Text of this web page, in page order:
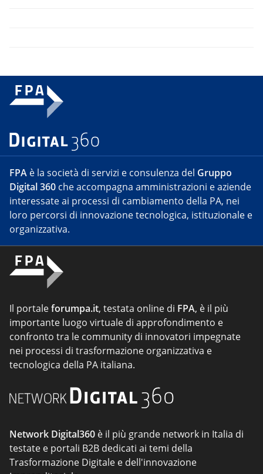
FPA è la società di servizi e consulenza del Gruppo
Digital 360 che accompagna amministrazioni e aziende
interessate ai processi di cambiamento della PA, nei
loro percorsi di innovazione tecnologica, istituzionale e
organizzativa.
Il portaleforumpa.it, testata online di FPA, è il più
importante luogo virtuale di approfondimento e
confronto tra le community di innovatori impegnate
nei processi di trasformazione organizzativa e
tecnologica della PA italiana.
Network Digital360 è il più grande network in Italia di
testate e portali B2B dedicati ai temi della
Trasformazione Digitale e dell'innovazione